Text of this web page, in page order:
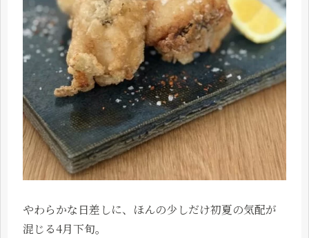
やわらかな日差しに、ほんの少しだけ初夏の気配が
混じる4月下旬。